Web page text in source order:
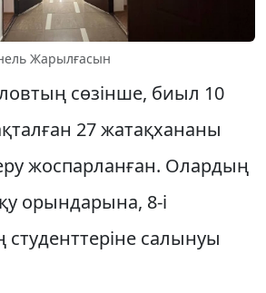
Жарылғасын
сөзінше, биыл 10
27 жатақхананы
жоспарланған. Олардың
орындарына, 8-і
студенттеріне салынуы